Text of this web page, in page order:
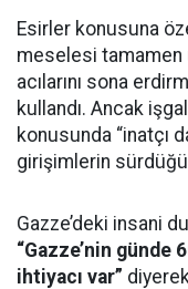
Esirler konusuna
meselesi tamamen
acılarını sona
kullandı. Ancak
konusunda “inatçı
girişimlerin
Gazze’deki insani
“Gazze’nin günde
ihtiyacı var”